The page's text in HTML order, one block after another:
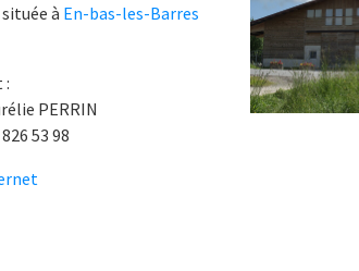
à En-bas-les-Barres
:
PERRIN
53 98